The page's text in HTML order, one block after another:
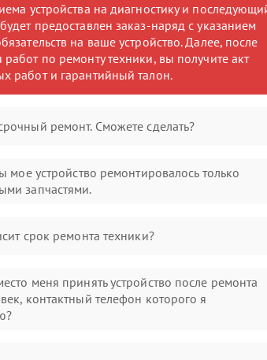
устройства на диагностику и
предоставлен заказ-наряд с указанием
на ваше устройство. Далее, после
по ремонту техники, вы получите акт
работ и гарантийный талон.
ремонт. Сможете сделать?
мое устройство ремонтировалось только
запчастями.
срок ремонта техники?
меня принять устройство после ремонта
контактный телефон которого я